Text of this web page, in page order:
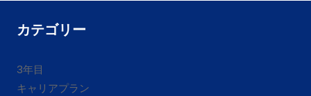
カテゴリー
3年目
キャリアプラン